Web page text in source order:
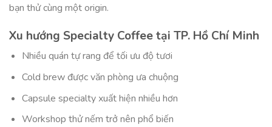
bạn thử cùng một origin.
Xu hướng Specialty Coffee tại TP. Hồ Chí Minh
Nhiều quán tự rang để tối ưu độ tươi
Cold brew được văn phòng ưa chuộng
Capsule specialty xuất hiện nhiều hơn
Workshop thử nếm trở nên phổ biến